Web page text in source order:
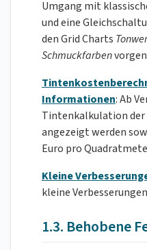
Umgang mit
und eine
den Grid Charts
Schmuckfarben
Informationen: Ab
Tintenkalkulation
angezeigt werden
Euro pro
Kleine
kleine
1.3. Behobene